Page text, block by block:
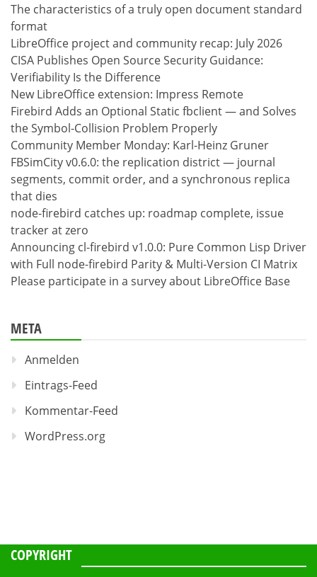
The characteristics of a truly open document standard
format
LibreOffice project and community recap: July 2026
CISA Publishes Open Source Security Guidance:
Verifiability Is the Difference
New LibreOffice extension: Impress Remote
Firebird Adds an Optional Static fbclient — and Solves
the Symbol-Collision Problem Properly
Community Member Monday: Karl-Heinz Gruner
FBSimCity v0.6.0: the replication district — journal
segments, commit order, and a synchronous replica
that dies
node-firebird catches up: roadmap complete, issue
tracker at zero
Announcing cl-firebird v1.0.0: Pure Common Lisp Driver
with Full node-firebird Parity & Multi-Version CI Matrix
Please participate in a survey about LibreOffice Base
META
Anmelden
Eintrags-Feed
Kommentar-Feed
WordPress.org
COPYRIGHT